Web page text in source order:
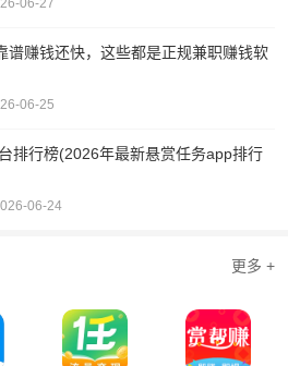
谱赚钱还快，这些都是正规兼职赚钱软
06-25
排行榜(2026年最新悬赏任务app排行
06-24
更多 +